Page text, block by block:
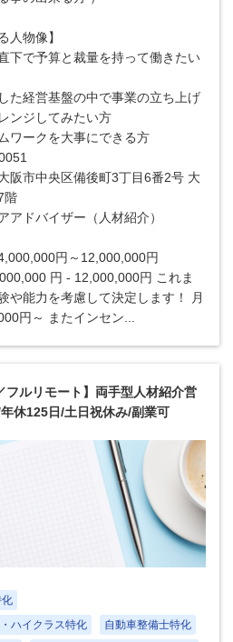
人物像】
下で予算と裁量を持って働きたい
た経営基盤の中で事業の立ち上げ
ンジしてみたい方
ワークを大事にできる方
阪市中央区備後町3丁目6番2号 大
階
アドバイザー（人材紹介）
円～12,000,000円
円 - 12,000,000円 これま
や能力を考慮して決定します！ 月
円～ またインセン...
フルリモート】両手型人材紹介営
休125日/土日祝休み/副業可
ハイクラス特化
自動車整備士特化